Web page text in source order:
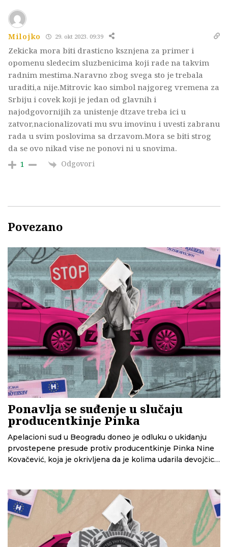
Milojko 29. okt 2023. 09:39
Zekicka mora biti drasticno ksznjena za primer i
opomenu sledecim sluzbenicima koji rade na takvim
radnim mestima.Naravno zbog svega sto je trebala
uraditi,a nije.Mitrovic kao simbol najgoreg vremena za
Srbiju i covek koji je jedan od glavnih i
najodgovornijih za unistenje dtzave treba ici u
zatvor,nacionalizovati mu svu imovinu i uvesti zabranu
rada u svim poslovima sa drzavom.Mora se biti strog
da se ovo nikad vise ne ponovi ni u snovima.
1 Odgovori
Povezano
Ponavlja se suđenje u slučaju
producentkinje Pinka
Apelacioni sud u Beogradu doneo je odluku o ukidanju
prvostepene presude protiv producentkinje Pinka Nine
Kovačević, koja je okrivljena da je kolima udarila devojčicu